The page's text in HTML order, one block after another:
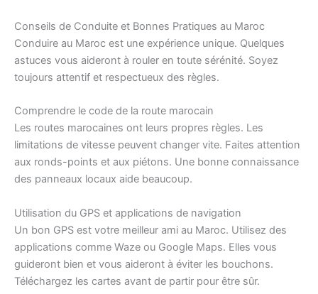
Conseils de Conduite et Bonnes Pratiques au Maroc
Conduire au Maroc est une expérience unique. Quelques
astuces vous aideront à rouler en toute sérénité. Soyez
toujours attentif et respectueux des règles.
Comprendre le code de la route marocain
Les routes marocaines ont leurs propres règles. Les
limitations de vitesse peuvent changer vite. Faites attention
aux ronds-points et aux piétons. Une bonne connaissance
des panneaux locaux aide beaucoup.
Utilisation du GPS et applications de navigation
Un bon GPS est votre meilleur ami au Maroc. Utilisez des
applications comme Waze ou Google Maps. Elles vous
guideront bien et vous aideront à éviter les bouchons.
Téléchargez les cartes avant de partir pour être sûr.